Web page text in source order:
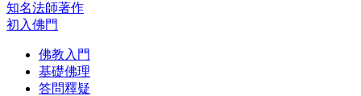
知名法師著作
初入佛門
佛教入門
基礎佛理
答問釋疑